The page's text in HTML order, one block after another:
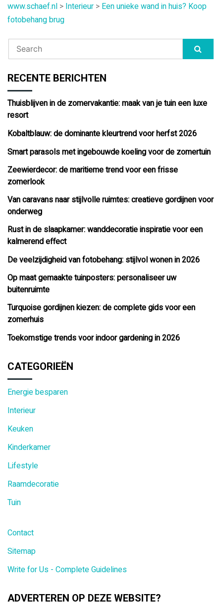
www.schaef.nl > Interieur > Een unieke wand in huis? Koop
fotobehang brug
RECENTE BERICHTEN
Thuisblijven in de zomervakantie: maak van je tuin een luxe
resort
Kobaltblauw: de dominante kleurtrend voor herfst 2026
Smart parasols met ingebouwde koeling voor de zomertuin
Zeewierdecor: de maritieme trend voor een frisse
zomerlook
Van caravans naar stijlvolle ruimtes: creatieve gordijnen voor
onderweg
Rust in de slaapkamer: wanddecoratie inspiratie voor een
kalmerend effect
De veelzijdigheid van fotobehang: stijlvol wonen in 2026
Op maat gemaakte tuinposters: personaliseer uw
buitenruimte
Turquoise gordijnen kiezen: de complete gids voor een
zomerhuis
Toekomstige trends voor indoor gardening in 2026
CATEGORIEËN
Energie besparen
Interieur
Keuken
Kinderkamer
Lifestyle
Raamdecoratie
Tuin
Contact
Sitemap
Write for Us - Complete Guidelines
ADVERTEREN OP DEZE WEBSITE?